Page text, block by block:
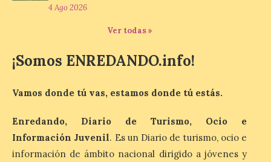
6 Ago 2026
Odisea de Christopher
obras relacionadas con la
Antigüedad clásica, la mitología y los
evocador tema de La […]
4 Ago 2026
Ver todas »
¡Somos ENREDANDO.info!
Vamos donde tú vas, estamos donde tú estás.
Enredando, Diario de Turismo, Ocio e
Información Juvenil. Es un Diario de turismo, ocio e
información de ámbito nacional dirigido a jóvenes y